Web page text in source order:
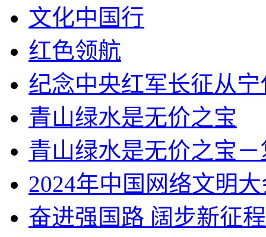
文化中国行
红色领航
纪念中央红军长征从
青山绿水是无价之宝
青山绿水是无价之宝－
2024年中国网络文明
奋进强国路 阔步新征程